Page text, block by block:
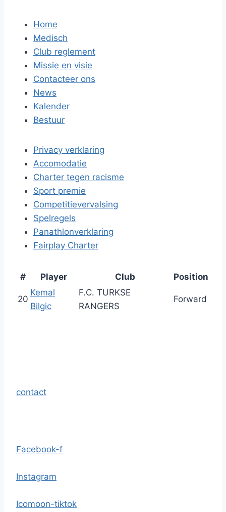
Home
Medisch
Club reglement
Missie en visie
Contacteer ons
News
Kalender
Bestuur
Privacy verklaring
Accomodatie
Charter tegen racisme
Sport premie
Competitievervalsing
Spelregels
Panathlonverklaring
Fairplay Charter
# Player Club Position
20
Kemal
Bilgic
F.C. TURKSE
RANGERS
Forward
contact
Facebook-f
Instagram
Icomoon-tiktok